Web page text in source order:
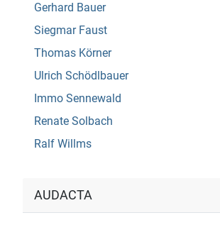
Gerhard Bauer
Siegmar Faust
Thomas Körner
Ulrich Schödlbauer
Immo Sennewald
Renate Solbach
Ralf Willms
AUDACTA